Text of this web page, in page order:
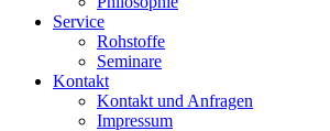
Service
Rohstoffe
Seminare
Kontakt
Kontakt und Anfragen
Impressum